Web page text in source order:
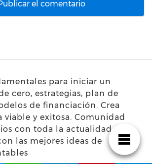
para iniciar un
cero, estrategias, plan de
de financiación. Crea
viable y exitosa. Comunidad
con toda la actualidad
las mejores ideas de